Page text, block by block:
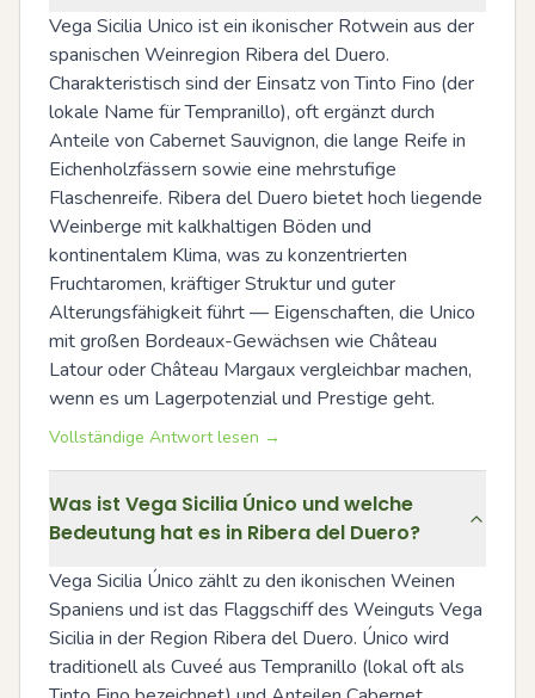
Vega Sicilia Unico ist ein ikonischer Rotwein aus der
spanischen Weinregion Ribera del Duero.
Charakteristisch sind der Einsatz von Tinto Fino (der
lokale Name für Tempranillo), oft ergänzt durch
Anteile von Cabernet Sauvignon, die lange Reife in
Eichenholzfässern sowie eine mehrstufige
Flaschenreife. Ribera del Duero bietet hoch liegende
Weinberge mit kalkhaltigen Böden und
kontinentalem Klima, was zu konzentrierten
Fruchtaromen, kräftiger Struktur und guter
Alterungsfähigkeit führt — Eigenschaften, die Unico
mit großen Bordeaux-Gewächsen wie Château
Latour oder Château Margaux vergleichbar machen,
wenn es um Lagerpotenzial und Prestige geht.
Vollständige Antwort lesen →
Was ist Vega Sicilia Único und welche
Bedeutung hat es in Ribera del Duero?
Vega Sicilia Único zählt zu den ikonischen Weinen
Spaniens und ist das Flaggschiff des Weinguts Vega
Sicilia in der Region Ribera del Duero. Único wird
traditionell als Cuveé aus Tempranillo (lokal oft als